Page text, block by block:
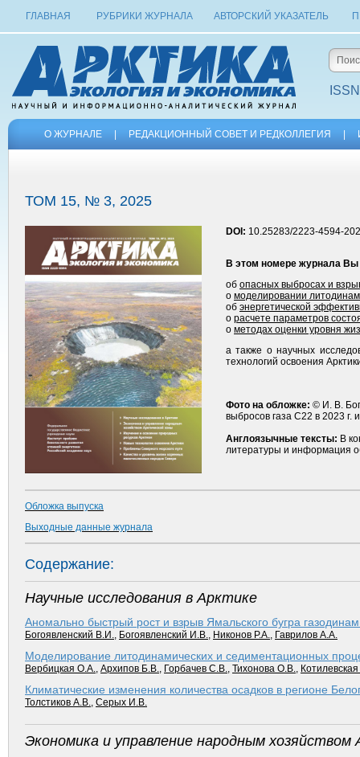
ГЛАВНАЯ РУБРИКИ ЖУРНАЛА АВТОРСКИЙ УКАЗАТЕЛЬ
О ЖУРНАЛЕ РЕДАКЦИОННЫЙ СОВЕТ И РЕДКОЛЛЕГИЯ
ТОМ 15, № 3, 2025
DOI: 10.25283/2223-4594-
В этом номере журнала Вы
об опасных выбросах и
о моделировании
об энергетической
о расчете параметров
о методах оценки уровня
а также о научных
технологий освоения
Фото на обложке: © И. В.
выбросов газа С22 в 2023 г.
Англоязычные тексты: В
литературы и информация
Обложка выпуска
Выходные данные журнала
Содержание:
Научные исследования в Арктике
Аномально быстрый рост и взрыв Ямальского бугра
Богоявленский В.И., Богоявленский И.В., Никонов Р.А., Гаврилов А.А.
Моделирование литодинамических и седиментационных
Вербицкая О.А., Архипов Б.В., Горбачев С.В., Тихонова О.В.,
Климатические изменения количества осадков в регионе
Толстиков А.В., Серых И.В.
Экономика и управление народным хозяйством